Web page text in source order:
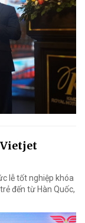
Vietjet
lễ tốt nghiệp khóa
đến từ Hàn Quốc,